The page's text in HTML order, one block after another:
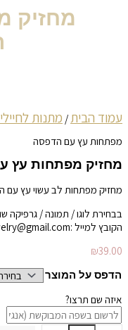
מחזיק
עמוד הבית/ מתנות
מפתחות עץ עם הדפסה
מחזיק מפתחות עץ
מחזיק מפתחות לב עשוי עץ עם
בבחירת לוגו / תמונה / גרפיקה
הקובץ למייל :shushizjewelry@gmail.com בצירוף שם ומספר הזמנה
₪39.00
הדפס על המוצר
איזה שם תרצו?